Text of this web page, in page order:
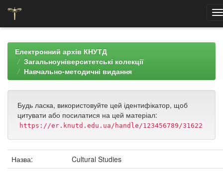
navigationЕлектронний архів КНУТД
Загальноуніверситетські колекції
Навчально-методичні видання
Будь ласка, використовуйте цей ідентифікатор, щоб
цитувати або посилатися на цей матеріал:
https://er.knutd.edu.ua/handle/123456789/31622
Назва:
Cultural Studies